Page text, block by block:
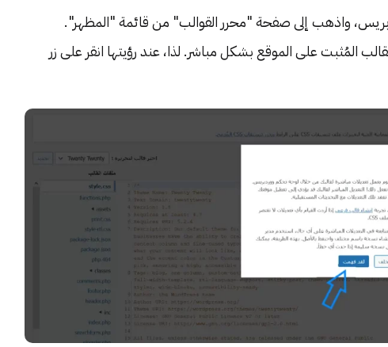
واذهب إلى صفحة "محرر القوالب" من قائمة "المظهر".
المُثبت على الموقع بشكل مباشر. لذا، عند رؤيتها انقر على زر